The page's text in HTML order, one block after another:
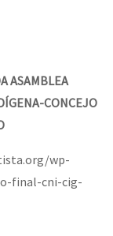
ASAMBLEA
CONCEJO
wp-
final-cni-cig-